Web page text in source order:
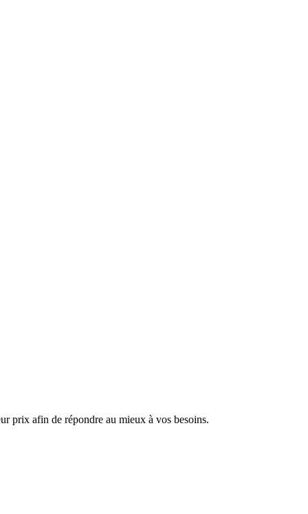
prix afin de répondre au mieux à vos besoins.